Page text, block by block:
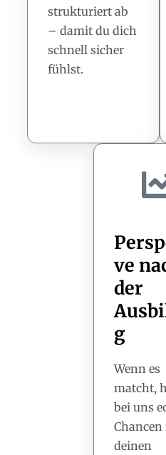
strukturiert ab
– damit du dich
schnell sicher
fühlst.
ve
der
g
Wenn es
matcht,
bei uns
deinen